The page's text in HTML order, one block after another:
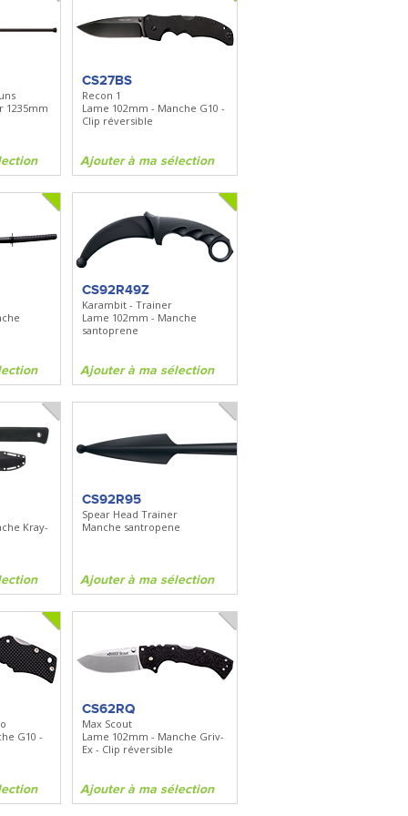
1235mm
CS27BS
Recon 1
Lame 102mm - Manche G10 -
Clip réversible
Ajouter à ma sélection
CS92R49Z
Karambit - Trainer
Lame 102mm - Manche
santoprene
Ajouter à ma sélection
Kray-
CS92R95
Spear Head Trainer
Manche santropene
Ajouter à ma sélection
G10 -
CS62RQ
Max Scout
Lame 102mm - Manche Griv-
Ex - Clip réversible
Ajouter à ma sélection